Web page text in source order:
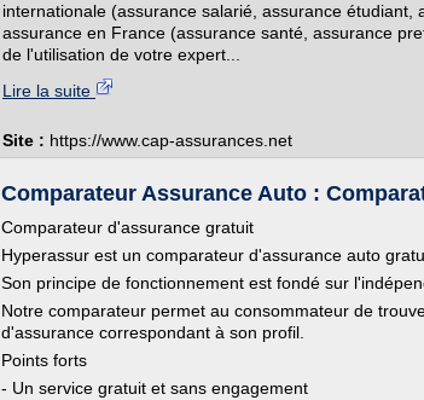
internationale (assurance salarié, assurance étudiant,
assurance en France (assurance santé, assurance
de l'utilisation de votre expert...
Lire la suite
Site : https://www.cap-assurances.net
Comparateur Assurance Auto :
Comparateur d'assurance gratuit
Hyperassur est un comparateur d'assurance auto
Son principe de fonctionnement est fondé sur
Notre comparateur permet au consommateur de
d'assurance correspondant à son profil.
Points forts
- Un service gratuit et sans engagement